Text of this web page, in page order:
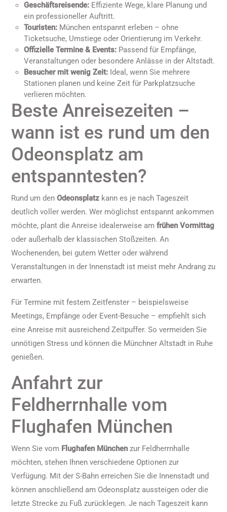
Geschäftsreisende: Effiziente Wege, klare Planung und
ein professioneller Auftritt.
Touristen: München entspannt erleben – ohne
Ticketsuche, Umstiege oder Orientierung im Verkehr.
Offizielle Termine & Events: Passend für Empfänge,
Veranstaltungen oder besondere Anlässe in der Altstadt.
Besucher mit wenig Zeit: Ideal, wenn Sie mehrere
Stationen planen und keine Zeit für Parkplatzsuche
verlieren möchten.
Beste Anreisezeiten –
wann ist es rund um den
Odeonsplatz am
entspanntesten?
Rund um den Odeonsplatz kann es je nach Tageszeit
deutlich voller werden. Wer möglichst entspannt ankommen
möchte, plant die Anreise idealerweise am frühen Vormittag
oder außerhalb der klassischen Stoßzeiten. An
Wochenenden, bei gutem Wetter oder während
Veranstaltungen in der Innenstadt ist meist mehr Andrang zu
erwarten.
Für Termine mit festem Zeitfenster – beispielsweise
Meetings, Empfänge oder Event-Besuche – empfiehlt sich
eine Anreise mit ausreichend Zeitpuffer. So vermeiden Sie
unnötigen Stress und können die Münchner Altstadt in Ruhe
genießen.
Anfahrt zur
Feldherrnhalle vom
Flughafen München
Wenn Sie vom Flughafen München zur Feldherrnhalle
möchten, stehen Ihnen verschiedene Optionen zur
Verfügung. Mit der S-Bahn erreichen Sie die Innenstadt und
können anschließend am Odeonsplatz aussteigen oder die
letzte Strecke zu Fuß zurücklegen. Je nach Tageszeit kann